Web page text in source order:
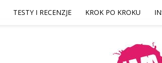
TESTY I RECENZJE KROK PO KROKU